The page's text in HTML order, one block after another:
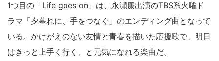
1つ目の「Life goes on」は、永瀬廉出演のTBS系火曜ド
ラマ「夕暮れに、手をつなぐ」のエンディング曲となって
いる。かけがえのない友情と青春を描いた応援歌で、明日
はきっと上手く行く、と元気になれる楽曲だ。